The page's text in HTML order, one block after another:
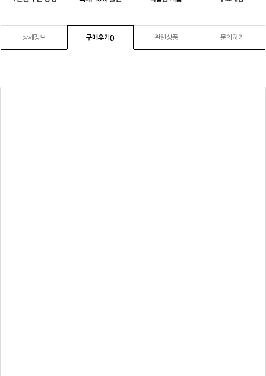
상세정보 구매후기() 관련상품 문의하기